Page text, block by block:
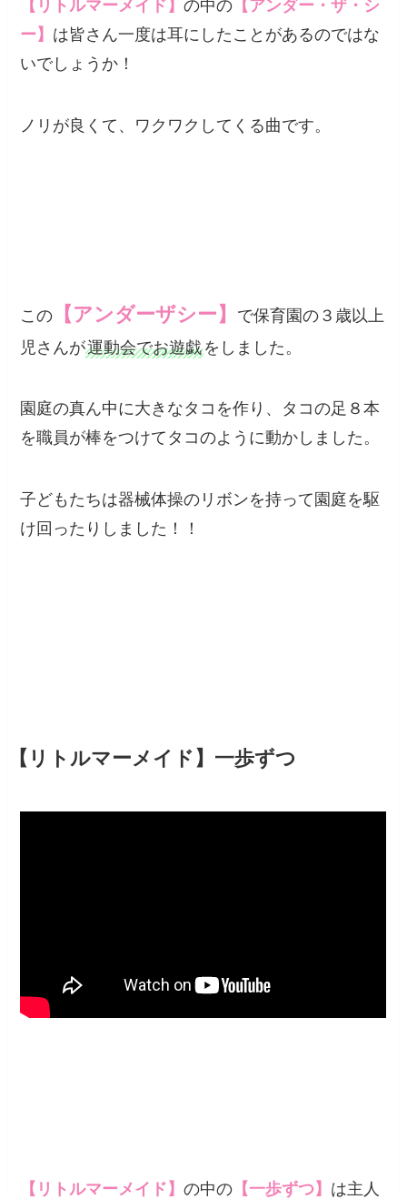
【リトルマーメイド】の中の 【アンダー・ザ・シ
ー】 は皆さん一度は耳にしたことがあるのではな
いでしょうか！
ノリが良くて、ワクワクしてくる曲です。
この 【アンダーザシー】
で保育園の３歳以上
児さんが運動会でお遊戯をしました。
園庭の真ん中に大きなタコを作り、タコの足８本
を職員が棒をつけてタコのように動かしました。
子どもたちは器械体操のリボンを持って園庭を駆
け回ったりしました！！
【リトルマーメイド】一歩ずつ
【リトルマーメイド】の中の 【一歩ずつ】 は主人